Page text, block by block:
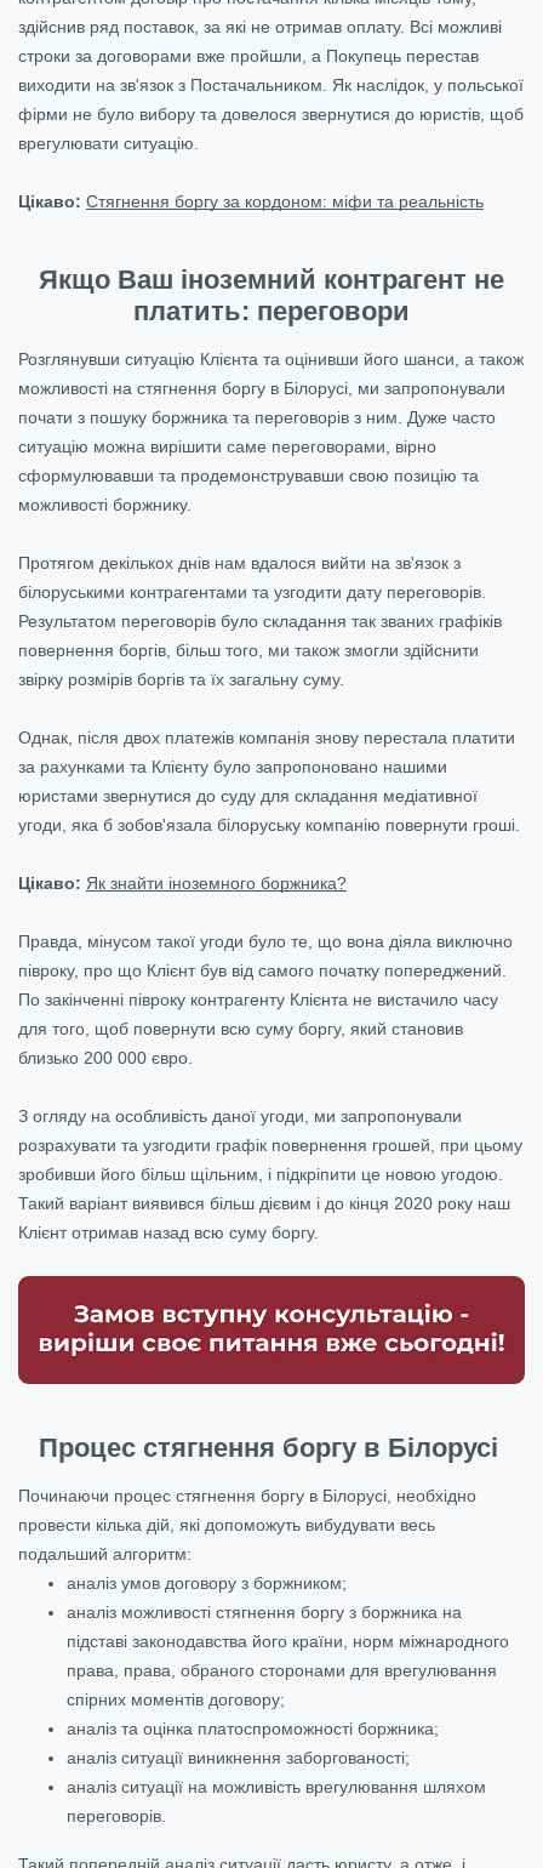
здійснив ряд поставок, за які не отримав оплату. Всі можливі
строки за договорами вже пройшли, а Покупець перестав
виходити на зв'язок з Постачальником. Як наслідок, у польської
фірми не було вибору та довелося звернутися до юристів, щоб
врегулювати ситуацію.
Цікаво: Стягнення боргу за кордоном: міфи та реальність
Якщо Ваш іноземний контрагент не
платить: переговори
Розглянувши ситуацію Клієнта та оцінивши його шанси, а також
можливості на стягнення боргу в Білорусі, ми запропонували
почати з пошуку боржника та переговорів з ним. Дуже часто
ситуацію можна вирішити саме переговорами, вірно
сформулювавши та продемонструвавши свою позицію та
можливості боржнику.
Протягом декількох днів нам вдалося вийти на зв'язок з
білоруськими контрагентами та узгодити дату переговорів.
Результатом переговорів було складання так званих графіків
повернення боргів, більш того, ми також змогли здійснити
звірку розмірів боргів та їх загальну суму.
Однак, після двох платежів компанія знову перестала платити
за рахунками та Клієнту було запропоновано нашими
юристами звернутися до суду для складання медіативної
угоди, яка б зобов'язала білоруську компанію повернути гроші.
Цікаво: Як знайти іноземного боржника?
Правда, мінусом такої угоди було те, що вона діяла виключно
півроку, про що Клієнт був від самого початку попереджений.
По закінченні півроку контрагенту Клієнта не вистачило часу
для того, щоб повернути всю суму боргу, який становив
близько 200 000 євро.
З огляду на особливість даної угоди, ми запропонували
розрахувати та узгодити графік повернення грошей, при цьому
зробивши його більш щільним, і підкріпити це новою угодою.
Такий варіант виявився більш дієвим і до кінця 2020 року наш
Клієнт отримав назад всю суму боргу.
Процес стягнення боргу в Білорусі
Починаючи процес стягнення боргу в Білорусі, необхідно
провести кілька дій, які допоможуть вибудувати весь
подальший алгоритм:
аналіз умов договору з боржником;
аналіз можливості стягнення боргу з боржника на
підставі законодавства його країни, норм міжнародного
права, права, обраного сторонами для врегулювання
спірних моментів договору;
аналіз та оцінка платоспроможності боржника;
аналіз ситуації виникнення заборгованості;
аналіз ситуації на можливість врегулювання шляхом
переговорів.